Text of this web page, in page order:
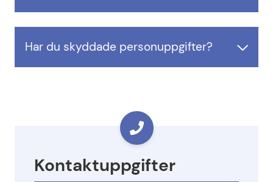
Har du skyddade personuppgifter?
Kontaktuppgifter